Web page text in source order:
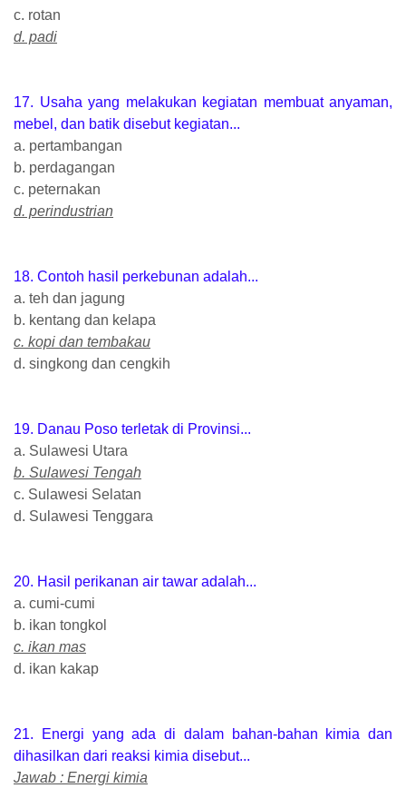
c. rotan
d. padi
17. Usaha yang melakukan kegiatan membuat anyaman,
mebel, dan batik disebut kegiatan...
a. pertambangan
b. perdagangan
c. peternakan
d. perindustrian
18. Contoh hasil perkebunan adalah...
a. teh dan jagung
b. kentang dan kelapa
c. kopi dan tembakau
d. singkong dan cengkih
19. Danau Poso terletak di Provinsi...
a. Sulawesi Utara
b. Sulawesi Tengah
c. Sulawesi Selatan
d. Sulawesi Tenggara
20. Hasil perikanan air tawar adalah...
a. cumi-cumi
b. ikan tongkol
c. ikan mas
d. ikan kakap
21. Energi yang ada di dalam bahan-bahan kimia dan
dihasilkan dari reaksi kimia disebut...
Jawab : Energi kimia